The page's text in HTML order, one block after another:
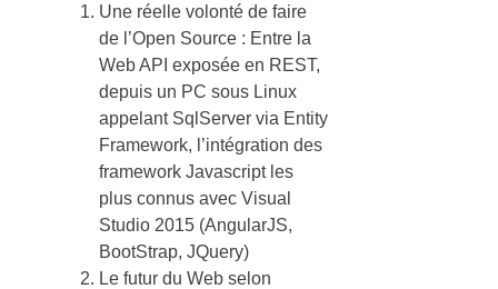
Une réelle volonté de faire
de l’Open Source : Entre la
Web API exposée en REST,
depuis un PC sous Linux
appelant SqlServer via Entity
Framework, l’intégration des
framework Javascript les
plus connus avec Visual
Studio 2015 (AngularJS,
BootStrap, JQuery)
Le futur du Web selon